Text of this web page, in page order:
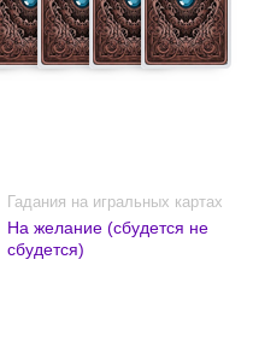
Гадания на игральных картах
На желание (сбудется не
сбудется)